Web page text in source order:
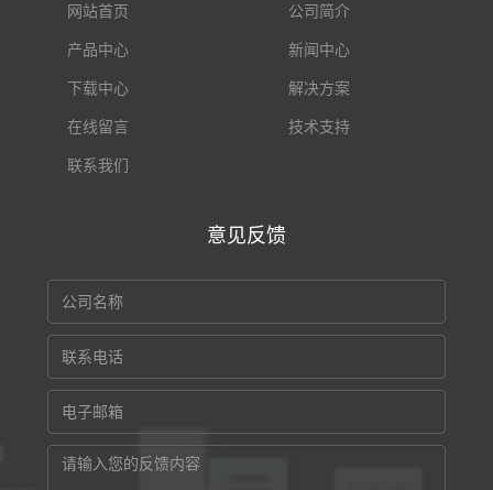
网站首页 公司简介
产品中心 新闻中心
下载中心 解决方案
在线留言 技术支持
联系我们
意见反馈